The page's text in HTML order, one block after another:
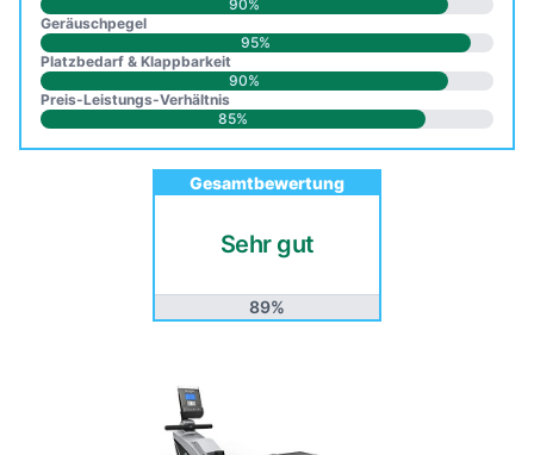
90%
Geräuschpegel
95%
Platzbedarf & Klappbarkeit
90%
Preis-Leistungs-Verhältnis
85%
Gesamtbewertung
Sehr gut
89%